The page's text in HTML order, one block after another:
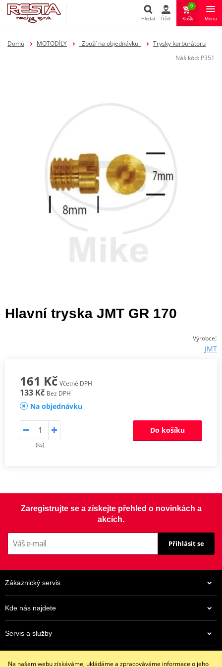
Hledat
Hledat Účet
0
Košík Menu
Domů MOTODÍLY _Zboží na objednávku_
Trysky karburátoru
Náš kód: P351
Hlavní tryska JMT GR 170
Výrobce:
JMT
161 Kč Včetně DPH
133 Kč Bez DPH
Na objednávku
(ks)
Do košíku
Zaregistrujte se a získejte přehled o novinkách a
akcích.
Přihlásit se
Zákaznický servis
Kde nás najdete
Servis a služby
Na našem webu získáváme, ukládáme a zpracováváme informace o jeho